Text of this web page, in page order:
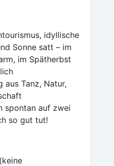
idyllische
Sonne satt – im
im Spätherbst
aus Tanz, Natur,
spontan auf zwei
so gut tut!